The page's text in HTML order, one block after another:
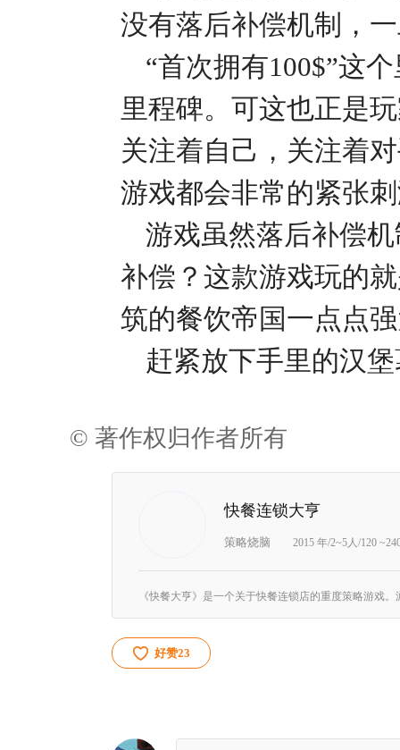
没有落后补偿机制，
“首次拥有100$”这
里程碑。可这也正是
关注着自己，关注着
游戏都会非常的紧张
游戏虽然落后补偿
补偿？这款游戏玩的
筑的餐饮帝国一点点
赶紧放下手里的汉
© 著作权归作者所有
快餐连锁大亨
策略烧脑 2015 年/2~5人/120
好赞23